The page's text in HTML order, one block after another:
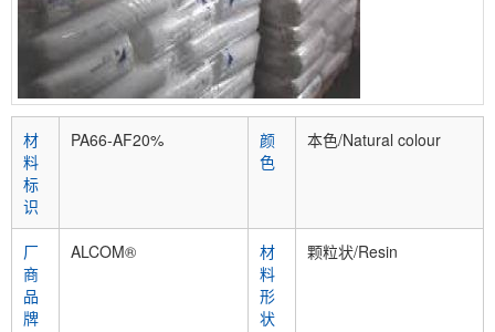
材
料
标
识
PA66-AF20%
颜
色
本色/Natural colour
厂
商
品
牌
ALCOM®
材
料
形
状
颗粒状/Resin